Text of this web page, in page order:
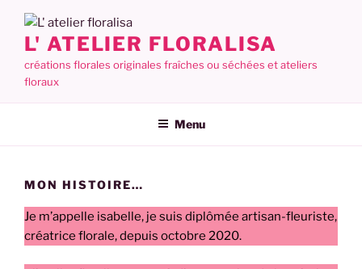
contenu
principal
L' ATELIER FLORALISA
créations florales originales fraîches ou séchées et ateliers
floraux
Menu
MON HISTOIRE…
Je m’appelle isabelle, je suis diplômée artisan-fleuriste,
créatrice florale, depuis octobre 2020.